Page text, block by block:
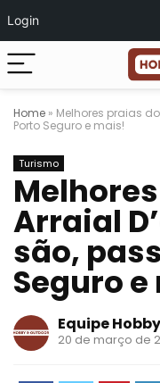
Login
Home » Melhores praias
Porto Seguro e mais!
Turismo
Arraial
são,
Seguro
Equipe
20 de março de